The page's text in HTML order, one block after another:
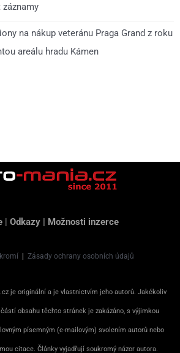
záznamy
na nákup veteránu Praga Grand z roku
areálu hradu Kámen
| Odkazy | Možnosti inzerce
| Zásady ochrany osobních údajů
je originální a je vlastnictvím jeho autorů. Jakékoliv
obsahu těchto stránek je zakázáno, s výjimkou
písemným (e-mailovým) svolením autorů nebo
citace. Články vyjadřují soukromý názor autora.